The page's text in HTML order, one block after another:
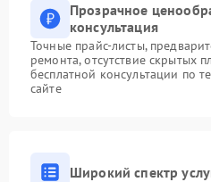
Прозрачное
консультация
Точные прайс-листы,
ремонта, отсутствие скрытых
бесплатной консультации по
сайте
Широкий спектр